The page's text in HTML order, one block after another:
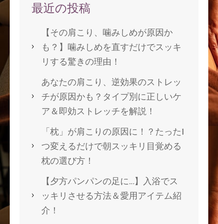
最近の投稿
【その肩こり、噛みしめが原因か
も？】噛みしめを直すだけでスッキ
リする驚きの理由！
あなたの肩こり、逆効果のストレッ
チが原因かも？タイプ別に正しいケ
ア＆即効ストレッチを解説！
「枕」が肩こりの原因に！？たった1
つ変えるだけで朝スッキリ目覚める
枕の選び方！
【夕方パンパンの足に…】入浴でス
ッキリさせる方法＆愛用アイテム紹
介！